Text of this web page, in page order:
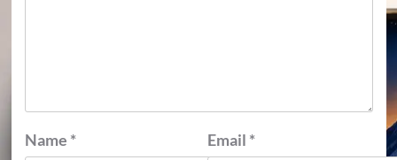
Name * Email *